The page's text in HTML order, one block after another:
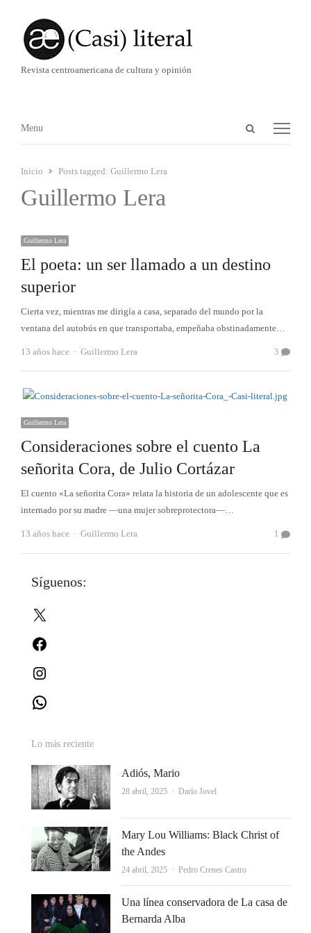
Revista centroamericana de cultura y opinión
Abrir
Menú
Menu
Inicio Posts tagged: Guillermo Lera
Guillermo Lera
Guillermo Lera
El poeta: un ser llamado a un destino
superior
Cierta vez, mientras me dirigía a casa, separado del mundo por la
ventana del autobús en que transportaba, empeñaba obstinadamente…
13 años hace Autor
Guillermo Lera 3
Guillermo Lera
Consideraciones sobre el cuento La
señorita Cora, de Julio Cortázar
El cuento «La señorita Cora» relata la historia de un adolescente que es
internado por su madre —una mujer sobreprotectora—…
13 años hace Autor
Guillermo Lera 1
Síguenos:
Lo más reciente
Adiós, Mario
28 abril, 2025 Autor
Darío Jovel
Mary Lou Williams: Black Christ of
the Andes
24 abril, 2025 Autor
Pedro Crenes Castro
Una línea conservadora de La casa de
Bernarda Alba